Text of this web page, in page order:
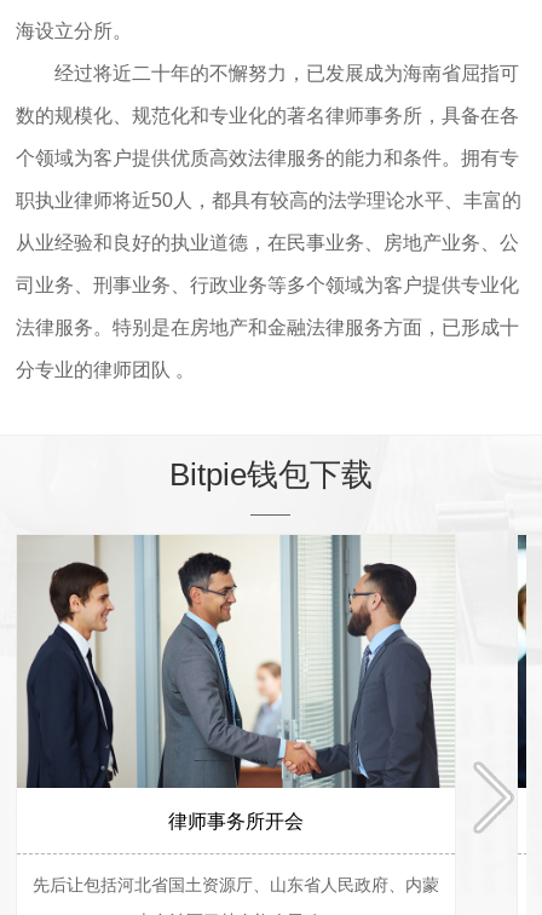
海设立分所。
经过将近二十年的不懈努力，已发展成为海南省屈指可
数的规模化、规范化和专业化的著名律师事务所，具备在各
个领域为客户提供优质高效法律服务的能力和条件。拥有专
职执业律师将近50人，都具有较高的法学理论水平、丰富的
从业经验和良好的执业道德，在民事业务、房地产业务、公
司业务、刑事业务、行政业务等多个领域为客户提供专业化
法律服务。特别是在房地产和金融法律服务方面，已形成十
分专业的律师团队 。
Bitpie钱包下载
律师事务所开会
先后让包括河北省国土资源厅、山东省人民政府、内蒙